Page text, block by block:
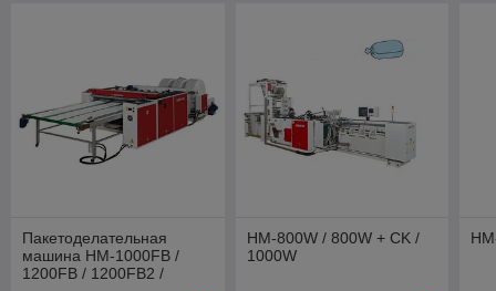
Пакетоделательная
машина HM-1000FB /
1200FB / 1200FB2 /
HM-800W / 800W + CK /
1000W